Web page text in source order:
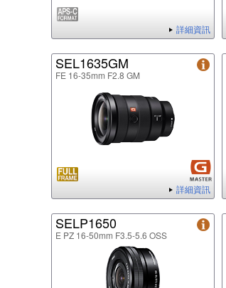
詳細資訊
SEL1635GM
FE 16-35mm F2.8 GM
詳細資訊
SELP1650
E PZ 16-50mm F3.5-5.6 OSS